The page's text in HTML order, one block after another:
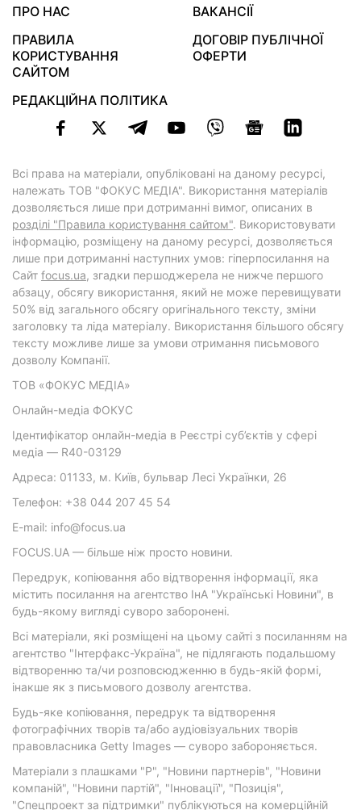
ПРО НАС
ВАКАНСІЇ
ПРАВИЛА
КОРИСТУВАННЯ
САЙТОМ
ДОГОВІР ПУБЛІЧНОЇ
ОФЕРТИ
РЕДАКЦІЙНА ПОЛІТИКА
Всі права на матеріали, опубліковані на даному ресурсі,
належать ТОВ "ФОКУС МЕДІА". Використання матеріалів
дозволяється лише при дотриманні вимог, описаних в
розділі "Правила користування сайтом". Використовувати
інформацію, розміщену на даному ресурсі, дозволяється
лише при дотриманні наступних умов: гіперпосилання на
Cайт focus.ua, згадки першоджерела не нижче першого
абзацу, обсягу використання, який не може перевищувати
50% від загального обсягу оригінального тексту, зміни
заголовку та ліда матеріалу. Використання більшого обсягу
тексту можливе лише за умови отримання письмового
дозволу Компанії.
ТОВ «ФОКУС МЕДІА»
Онлайн-медіа ФОКУС
Ідентифікатор онлайн-медіа в Реєстрі суб’єктів у сфері
медіа — R40-03129
Адреса: 01133, м. Київ, бульвар Лесі Українки, 26
Телефон: +38 044 207 45 54
E-mail: info@focus.ua
FOCUS.UA — більше ніж просто новини.
Передрук, копіювання або відтворення інформації, яка
містить посилання на агентство ІнА "Українські Новини", в
будь-якому вигляді суворо заборонені.
Всі матеріали, які розміщені на цьому сайті з посиланням на
агентство "Інтерфакс-Україна", не підлягають подальшому
відтворенню та/чи розповсюдженню в будь-якій формі,
інакше як з письмового дозволу агентства.
Будь-яке копіювання, передрук та відтворення
фотографічних творів та/або аудіовізуальних творів
правовласника Getty Images — суворо забороняється.
Матеріали з плашками "Р", "Новини партнерів", "Новини
компаній", "Новини партій", "Інновації", "Позиція",
"Спецпроект за підтримки" публікуються на комерційній